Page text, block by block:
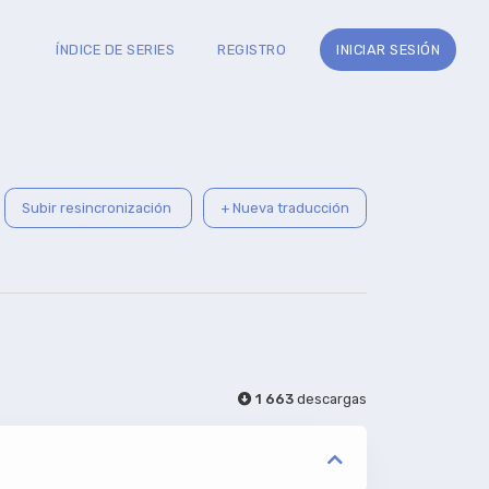
ÍNDICE DE SERIES REGISTRO INICIAR SESIÓN
Subir resincronización + Nueva traducción
1 663 descargas